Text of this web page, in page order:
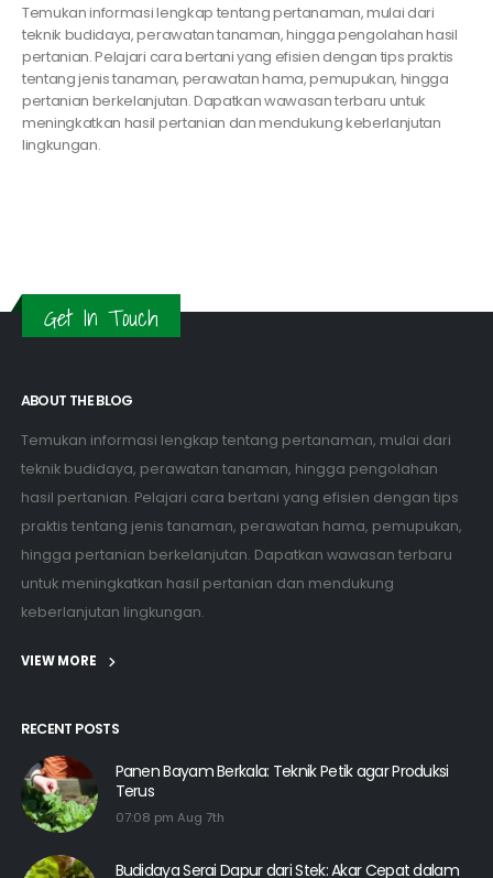
Temukan informasi lengkap tentang pertanaman, mulai dari
teknik budidaya, perawatan tanaman, hingga pengolahan hasil
pertanian. Pelajari cara bertani yang efisien dengan tips praktis
tentang jenis tanaman, perawatan hama, pemupukan, hingga
pertanian berkelanjutan. Dapatkan wawasan terbaru untuk
meningkatkan hasil pertanian dan mendukung keberlanjutan
lingkungan.
Get In Touch
ABOUT THE BLOG
Temukan informasi lengkap tentang pertanaman, mulai dari
teknik budidaya, perawatan tanaman, hingga pengolahan
hasil pertanian. Pelajari cara bertani yang efisien dengan tips
praktis tentang jenis tanaman, perawatan hama, pemupukan,
hingga pertanian berkelanjutan. Dapatkan wawasan terbaru
untuk meningkatkan hasil pertanian dan mendukung
keberlanjutan lingkungan.
VIEW MORE
RECENT POSTS
Panen Bayam Berkala: Teknik Petik agar Produksi
Terus
07:08 pm Aug 7th
Budidaya Serai Dapur dari Stek: Akar Cepat dalam